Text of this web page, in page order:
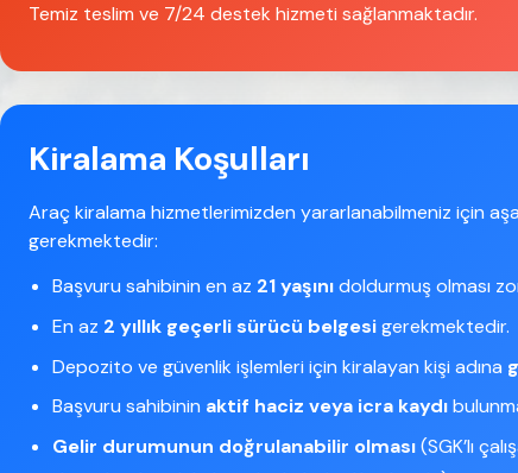
Temiz teslim ve 7/24 destek hizmeti sağlanmaktadır.
Kiralama Koşulları
Araç kiralama hizmetlerimizden yararlanabilmeniz için
gerekmektedir:
Başvuru sahibinin en az 21 yaşınıdoldurmuş olması
En az 2 yıllık geçerli sürücü belgesigerekmektedir.
Depozito ve güvenlik işlemleri için kiralayan kişi adına
Başvuru sahibinin aktif haciz veya icra kaydı
Gelir durumunun doğrulanabilir olması(SGK’lı